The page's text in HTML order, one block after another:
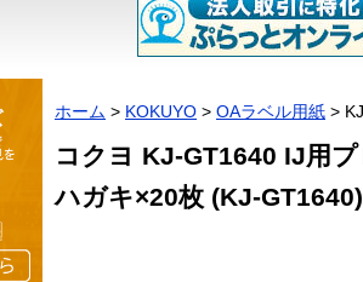
ホーム > KOKUYO > OAラベル用紙 >
コクヨ KJ-GT1640 IJ用
ハガキ×20枚 (KJ-GT1640)